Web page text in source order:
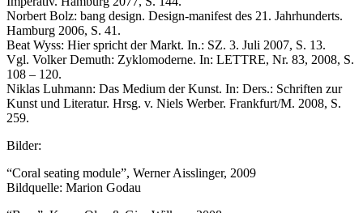
Norbert Bolz: bang design. Design-manifest des 21. Jahrhunderts.
Hamburg 2006, S. 41.
Beat Wyss: Hier spricht der Markt. In.: SZ. 3. Juli 2007, S. 13.
Vgl. Volker Demuth: Zyklomoderne. In: LETTRE, Nr. 83, 2008, S.
108 – 120.
Niklas Luhmann: Das Medium der Kunst. In: Ders.: Schriften zur
Kunst und Literatur. Hrsg. v. Niels Werber. Frankfurt/M. 2008, S.
259.
Bilder:
“Coral seating module”, Werner Aisslinger, 2009
Bildquelle: Marion Godau